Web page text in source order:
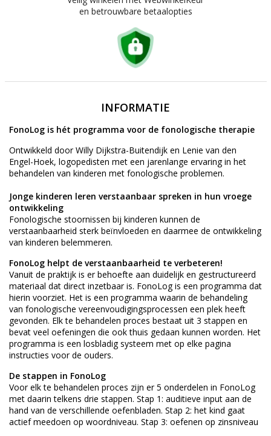
en betrouwbare betaalopties
INFORMATIE
FonoLog is hét programma voor de fonologische therapie
Ontwikkeld door Willy Dijkstra-Buitendijk en Lenie van den
Engel-Hoek, logopedisten met een jarenlange ervaring in het
behandelen van kinderen met fonologische problemen.
Jonge kinderen leren verstaanbaar spreken in hun vroege
ontwikkeling
Fonologische stoornissen bij kinderen kunnen de
verstaanbaarheid sterk beïnvloeden en daarmee de ontwikkeling
van kinderen belemmeren.
FonoLog helpt de verstaanbaarheid te verbeteren!
Vanuit de praktijk is er behoefte aan duidelijk en gestructureerd
materiaal dat direct inzetbaar is. FonoLog is een programma dat
hierin voorziet. Het is een programma waarin de behandeling
van fonologische vereenvoudigingsprocessen een plek heeft
gevonden. Elk te behandelen proces bestaat uit 3 stappen en
bevat veel oefeningen die ook thuis gedaan kunnen worden. Het
programma is een losbladig systeem met op elke pagina
instructies voor de ouders.
De stappen in FonoLog
Voor elk te behandelen proces zijn er 5 onderdelen in FonoLog
met daarin telkens drie stappen. Stap 1: auditieve input aan de
hand van de verschillende oefenbladen. Stap 2: het kind gaat
actief meedoen op woordniveau. Stap 3: oefenen op zinsniveau